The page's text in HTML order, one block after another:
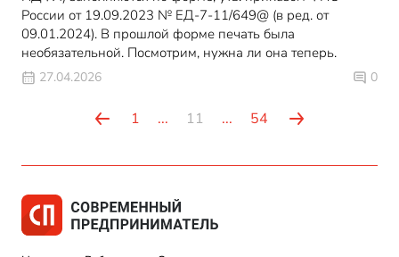
России от 19.09.2023 № ЕД-7-11/649@ (в ред. от
09.01.2024). В прошлой форме печать была
необязательной. Посмотрим, нужна ли она теперь.
27.04.2026 0
1 ... 11 ... 54